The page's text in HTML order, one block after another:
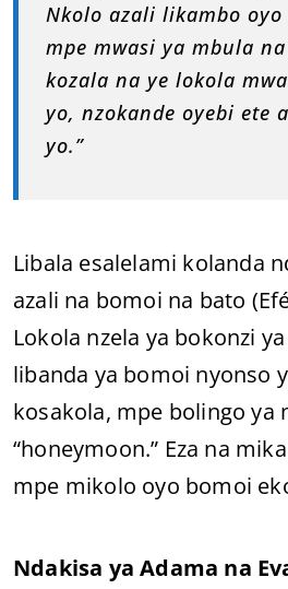
Nkolo azali likambo
mpe mwasi ya mbula
kozala na ye lokola
yo, nzokande oyebi ete
yo.”
Libala esalelami kolanda
azali na bomoi na bato
Lokola nzela ya bokonzi
libanda ya bomoi nyonso
kosakola, mpe bolingo
“honeymoon.” Eza na
mpe mikolo oyo bomoi
Ndakisa ya Adama na